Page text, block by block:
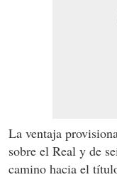
La ventaja
sobre el Real y de
camino hacia el